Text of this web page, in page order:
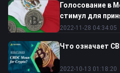
Голосование в
стимул для
2022-11-28 04:34:05
Что означает
2022-10-13 01:18:20